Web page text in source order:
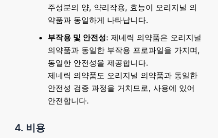
주성분의 양, 약리작용, 효능이 오리지널 의
약품과 동일하게 나타납니다.
부작용 및 안전성: 제네릭 의약품은 오리지널
의약품과 동일한 부작용 프로파일을 가지며,
동일한 안전성을 제공합니다.
제네릭 의약품도 오리지널 의약품과 동일한
안전성 검증 과정을 거치므로, 사용에 있어
안전합니다.
4. 비용